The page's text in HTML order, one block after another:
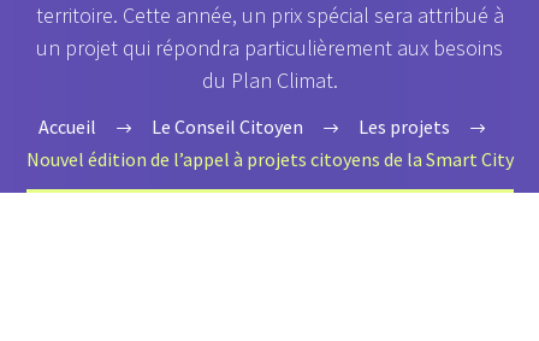
territoire. Cette année, un prix spécial sera attribué à
un projet qui répondra particulièrement aux besoins
du Plan Climat.
Accueil Le Conseil Citoyen
Les projets
Nouvel édition de l’appel à projets citoyens de la Smart City